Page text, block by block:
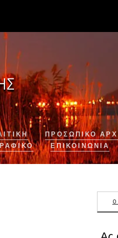
ΠΡΟΣΩΠΙΚΟ
ΕΠΙΚΟΙΝΩΝΊΑ